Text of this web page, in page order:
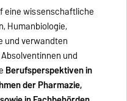
eine wissenschaftliche
Humanbiologie,
und verwandten
und
Berufsperspektiven in
der Pharmazie,